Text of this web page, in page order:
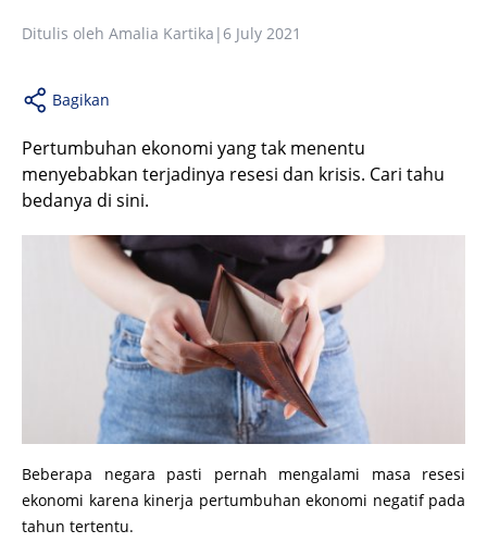
Ditulis oleh Amalia Kartika | 6 July 2021
Bagikan
Pertumbuhan ekonomi yang tak menentu
menyebabkan terjadinya resesi dan krisis. Cari tahu
bedanya di sini.
Beberapa negara pasti pernah mengalami masa resesi
ekonomi karena kinerja pertumbuhan ekonomi negatif pada
tahun tertentu.